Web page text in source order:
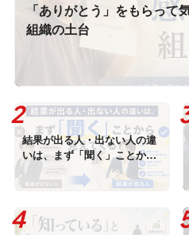
「ありがとう」をもらって
組織の土台
結果が出る人・出ない人の違
いは、まず「聞く」ことから
見えてくる